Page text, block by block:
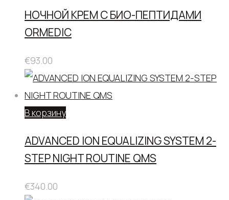
НОЧНОЙ КРЕМ С БИО-ПЕПТИДАМИ
ORMEDIC
€93.00
В корзину
ADVANCED ION EQUALIZING SYSTEM 2-
STEP NIGHT ROUTINE QMS
€340.00